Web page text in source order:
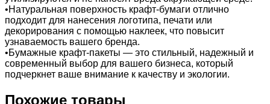
•Натуральная поверхность крафт-бумаги отлично
подходит для нанесения логотипа, печати или
декорирования с помощью наклеек, что повысит
узнаваемость вашего бренда.
•Бумажные крафт-пакеты — это стильный, надежный и
современный выбор для вашего бизнеса, который
подчеркнет ваше внимание к качеству и экологии.
Похожие товары